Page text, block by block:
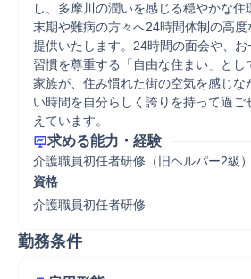
し、多摩川の潤いを感じる穏やかな住
末期や難病の方々へ24時間体制の高
提供いたします。24時間の面会や、
習慣を尊重する「自由な住まい」とし
家族が、住み慣れた街の空気を感じな
い時間を自分らしく誇りを持って過ご
えています。
求める能力・経験
介護職員初任者研修（旧ヘルパー2級
資格
介護職員初任者研修
勤務条件